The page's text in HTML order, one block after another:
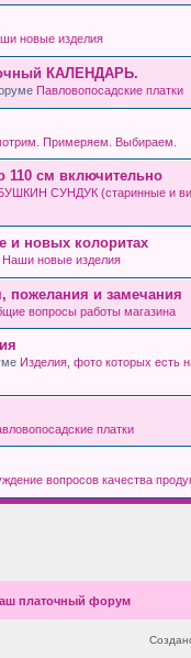
новые изделия
КАЛЕНДАРЬ.
Павловопосадские платки
Примеряем. Выбираем.
110 см включительно
СУНДУК (старинные и
и новых колоритах
Наши новые изделия
пожелания и замечания
вопросы работы магазина
Изделия, фото которых есть
платки
вопросов качества
платочный форум